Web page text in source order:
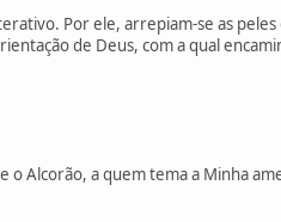
Por ele, arrepiam-se as
de Deus, com a qual
o Alcorão, a quem tema a Minha